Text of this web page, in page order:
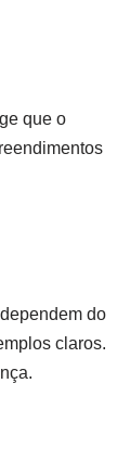
que o
do
claros.